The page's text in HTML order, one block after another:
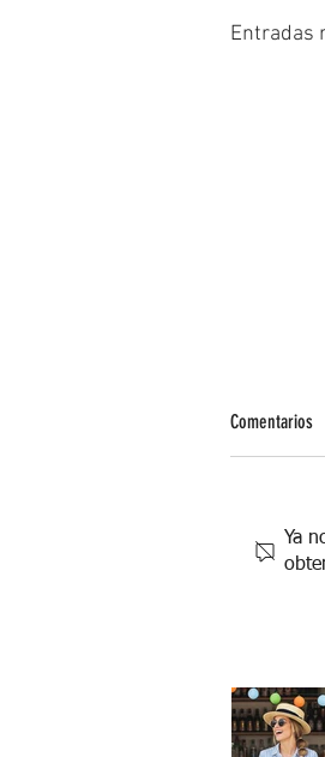
Entradas
Comentarios
Ya